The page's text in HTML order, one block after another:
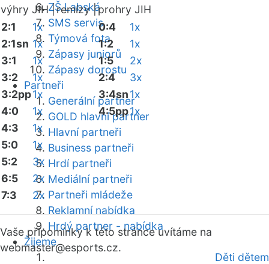
ZŠ Labská
SMS servis
Týmová fota
Zápasy juniorů
Zápasy dorostu
Partneři
Generální partner
GOLD hlavní partner
Hlavní partneři
Business partneři
Hrdí partneři
Mediální partneři
Partneři mládeže
Reklamní nabídka
Hrdý partner - nabídka
Žijeme
Děti dětem
výhry JIH |remízy |prohry JIH
2:1
1x
2:1sn 1x
3:1
1x
3:2
1x
3:2pp1x
4:0
1x
4:3
1x
5:0
1x
5:2
3x
6:5
2x
7:3
2x
0:4
1x
1:2
1x
1:5
2x
2:4
3x
3:4sn1x
4:5pp1x
Vaše připomínky k této stránce uvítáme na
webmaster@esports.cz.